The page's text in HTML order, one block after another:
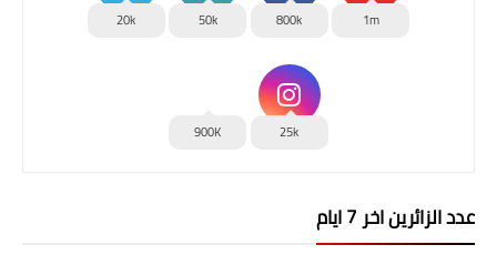
1m
800k
50k
20k
25k
900K
عدد الزائرين اخر 7 ايام